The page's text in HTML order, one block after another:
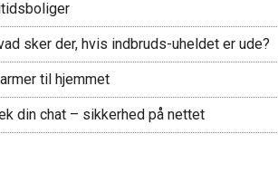
sker der, hvis indbruds-uheldet er ude?
til hjemmet
din chat – sikkerhed på nettet